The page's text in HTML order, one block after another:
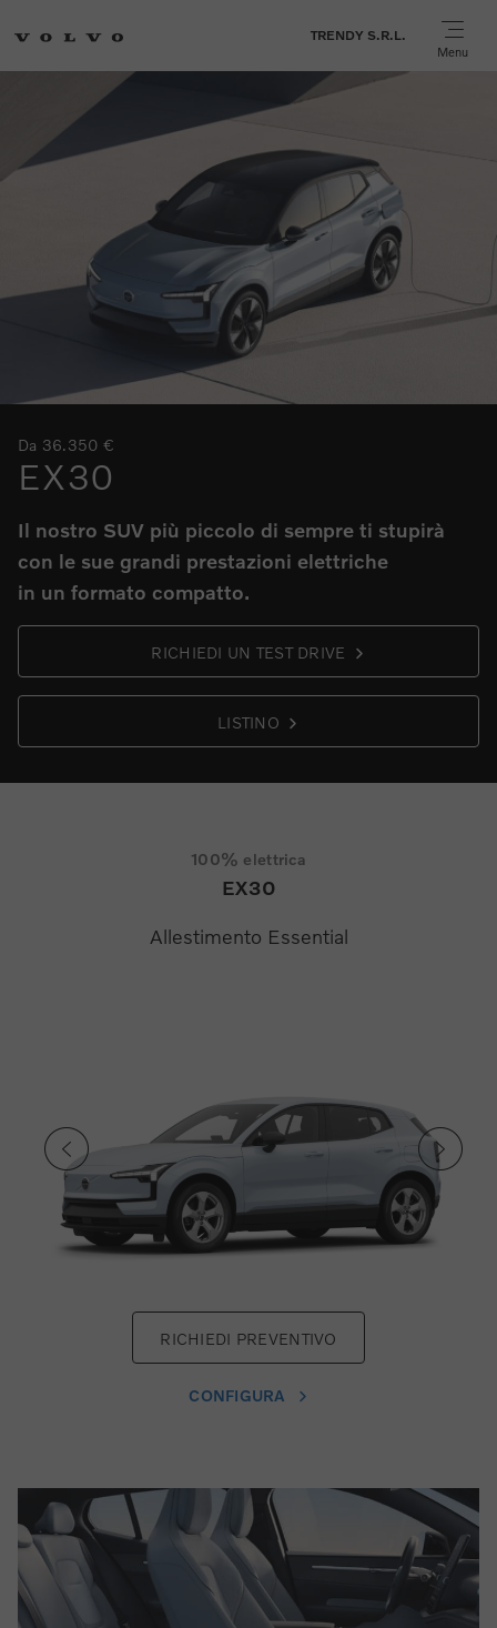
TRENDY S.R.L.
Menu
Da 36.350 €
EX30
Il nostro SUV più piccolo di sempre ti stupirà
con le sue grandi prestazioni elettriche
in un formato compatto.
RICHIEDI UN TEST DRIVE
LISTINO
100% elettrica
EX30
Allestimento Essential
RICHIEDI PREVENTIVO
CONFIGURA